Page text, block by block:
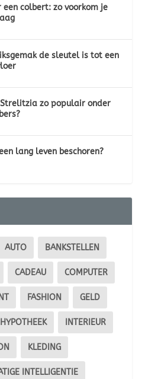
een colbert: zo voorkom je
de sleutel is tot een
zo populair onder
lang leven beschoren?
AUTO BANKSTELLEN
CADEAU COMPUTER
FASHION GELD
HYPOTHEEK INTERIEUR
KLEDING
INTELLIGENTIE